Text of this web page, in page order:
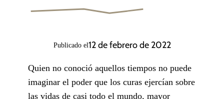
Publicado el12 de febrero de 2022
Quien no conoció aquellos tiempos no puede
imaginar el poder que los curas ejercían sobre
las vidas de casi todo el mundo, mayor